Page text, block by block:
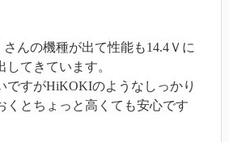
んの機種が出て性能も14.4Ｖに
てきています。
ですがHiKOKIのようなしっかり
くとちょっと高くても安心です